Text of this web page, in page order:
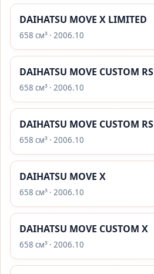
DAIHATSU MOVE X LIMITED
658 см³ · 2006.10
DAIHATSU MOVE CUSTOM RS
658 см³ · 2006.10
DAIHATSU MOVE CUSTOM RS
658 см³ · 2006.10
DAIHATSU MOVE X
658 см³ · 2006.10
DAIHATSU MOVE CUSTOM X
658 см³ · 2006.10